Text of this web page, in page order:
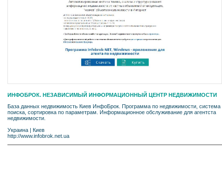
ИНФОБРОК. НЕЗАВИСИМЫЙ ИНФОРМАЦИОННЫЙ ЦЕНТР НЕДВИЖИМОСТИ
База данных недвижимость Киев ИнфоБрок. Программа по недвижимости, система
поиска, сортировка по параметрам. Информационное обслуживание для агентста
недвижимости.
Украина | Киев
http://www.infobrok.net.ua